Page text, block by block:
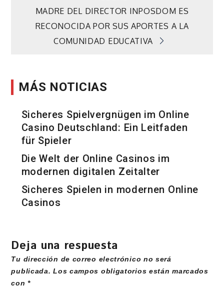
de
entradas
MADRE DEL DIRECTOR INPOSDOM ES
RECONOCIDA POR SUS APORTES A LA
COMUNIDAD EDUCATIVA
MÁS NOTICIAS
Sicheres Spielvergnügen im Online
Casino Deutschland: Ein Leitfaden
für Spieler
Die Welt der Online Casinos im
modernen digitalen Zeitalter
Sicheres Spielen in modernen Online
Casinos
Deja una respuesta
Tu dirección de correo electrónico no será
publicada. Los campos obligatorios están marcados
con*